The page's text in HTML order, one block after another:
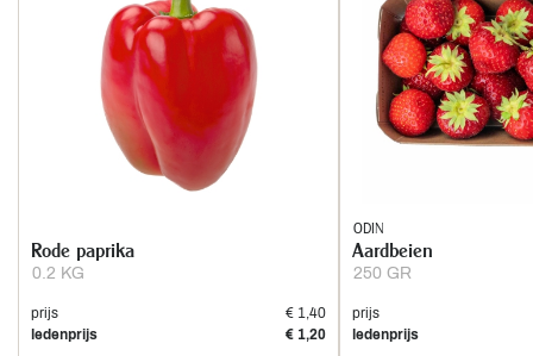
0.2 KG
Rode paprika
prijs
€ 1,40
ledenprijs
€ 1,20
ODIN
250 GR
Aardbeien
prijs
ledenprijs